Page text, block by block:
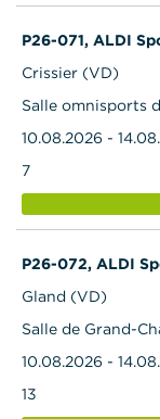
P26-071, ALDI
Crissier (VD)
Salle omnisports
10.08.2026 -
7
P26-072, ALDI
Gland (VD)
Salle de Grand-
10.08.2026 -
13